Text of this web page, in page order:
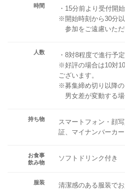
時間
・15分前より受付開
※開始時刻から30分
参加をご遠慮いただ
人数
・8対8程度で進行予
※好評の場合は10対
ございます。
※募集締め切り以降
男女差が変動する場
持ち物
スマートフォン・顔
証、マイナンバーカ
お食事
飲み物
ソフトドリンク付き
服装 清潔感のある服装でお